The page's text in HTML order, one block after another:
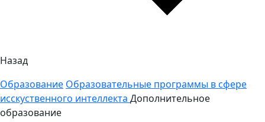
Назад
Образование Образовательные программы в сфере
исскуственного интеллекта Дополнительное
образование